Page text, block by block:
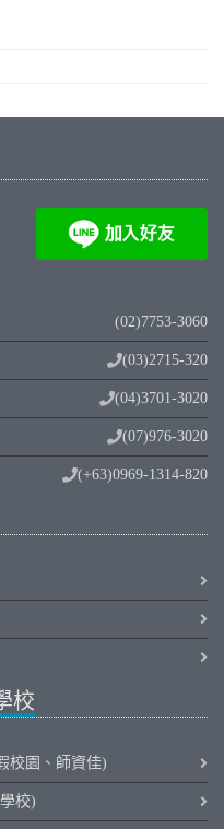
(02)7753-3060
(03)2715-320
(04)3701-3020
(07)976-3020
(+63)0969-1314-820
校
校園、師資佳)
校)